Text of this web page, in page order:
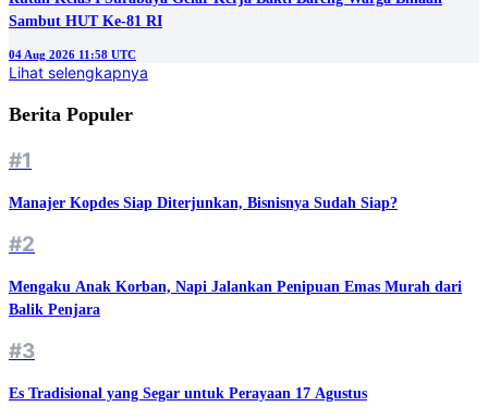
Sambut HUT Ke-81 RI
04 Aug 2026 11:58 UTC
Lihat selengkapnya
Berita Populer
#1
Manajer Kopdes Siap Diterjunkan, Bisnisnya Sudah Siap?
#2
Mengaku Anak Korban, Napi Jalankan Penipuan Emas Murah dari
Balik Penjara
#3
Es Tradisional yang Segar untuk Perayaan 17 Agustus